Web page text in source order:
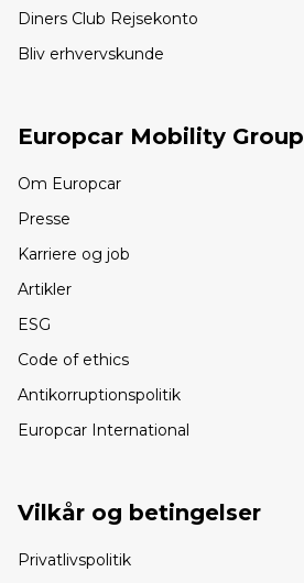
Diners Club Rejsekonto
Bliv erhvervskunde
Europcar Mobility Group
Om Europcar
Presse
Karriere og job
Artikler
ESG
Code of ethics
Antikorruptionspolitik
Europcar International
Vilkår og betingelser
Privatlivspolitik